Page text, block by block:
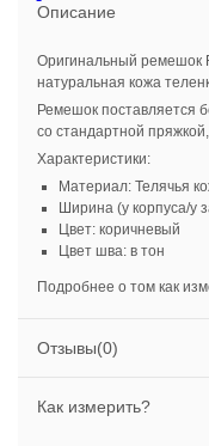
Описание
Оригинальный ремешок
натуральная кожа
Ремешок поставляется
со стандартной
Характеристики:
Материал: Телячья
Ширина (у корпуса/у
Цвет: коричневый
Цвет шва: в тон
Подробнее о том как
Отзывы(0)
Как измерить?